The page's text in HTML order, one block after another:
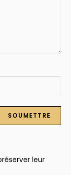
leur